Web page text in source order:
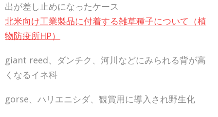
出が差し止めになったケース
北米向け工業製品に付着する雑草種子について（植
物防疫所HP）
giant reed、ダンチク、河川などにみられる背が高
くなるイネ科
gorse、ハリエニシダ、観賞用に導入され野生化